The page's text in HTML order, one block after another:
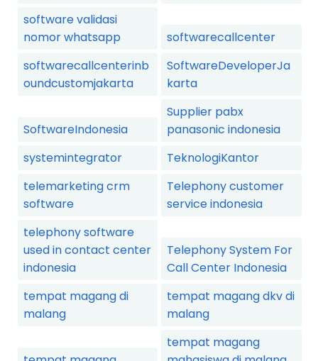
software validasi
nomor whatsapp
softwarecallcenter
softwarecallcenterinb
oundcustomjakarta
SoftwareDeveloperJa
karta
SoftwareIndonesia
Supplier pabx
panasonic indonesia
systemintegrator
TeknologiKantor
telemarketing crm
software
Telephony customer
service indonesia
telephony software
used in contact center
indonesia
Telephony System For
Call Center Indonesia
tempat magang di
malang
tempat magang dkv di
malang
tempat magang